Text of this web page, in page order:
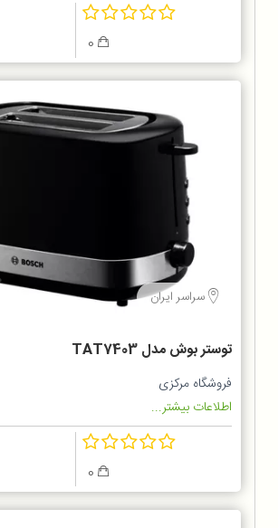
سراسر ایران
توستر بوش مدل TAT7403
فروشگاه مرکزی
اطلاعات بیشتر...